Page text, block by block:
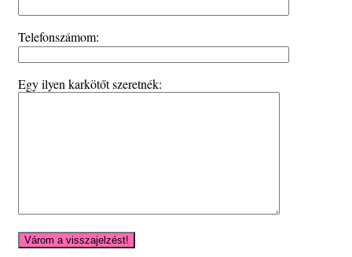
Telefonszámom:
Egy ilyen karkötőt szeretnék: